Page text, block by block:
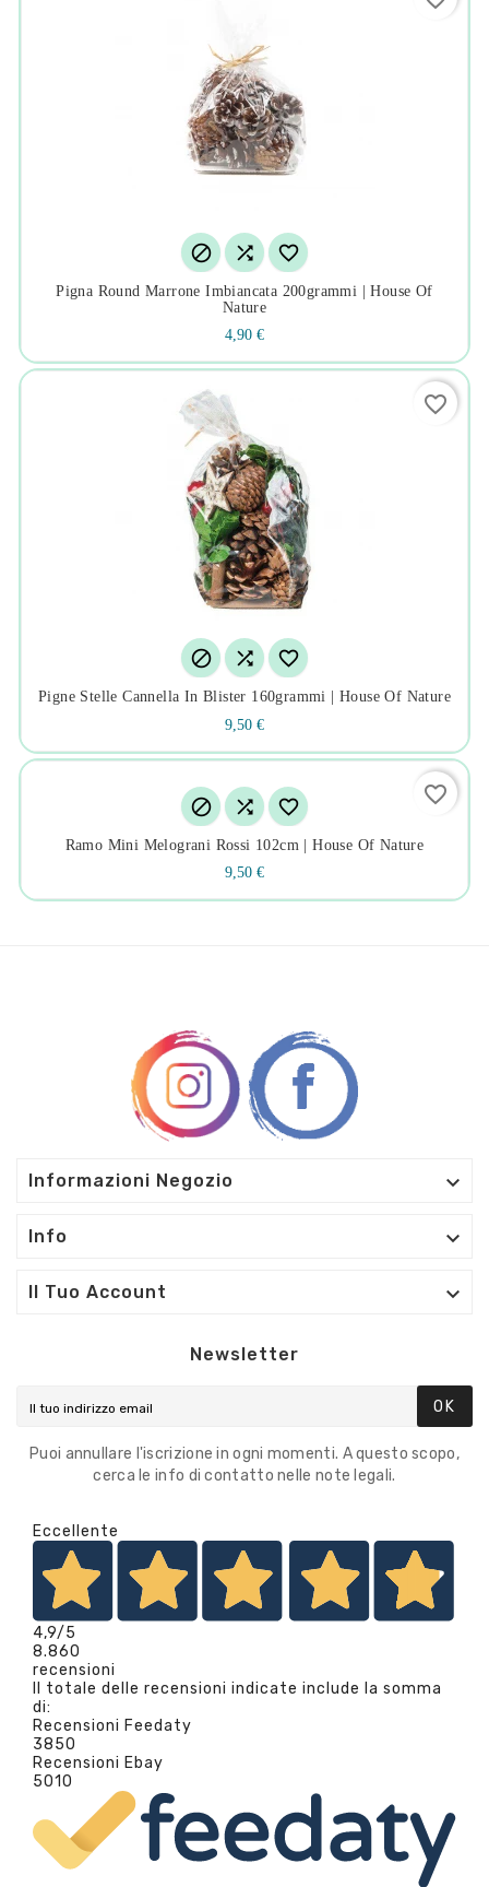
  
Pigna Round Marrone Imbiancata 200grammi | House Of
Nature
4,90 €
  
Pigne Stelle Cannella In Blister 160grammi | House Of Nature
9,50 €
favorite_border
  
Ramo Mini Melograni Rossi 102cm | House Of Nature
9,50 €
favorite_border
Informazioni Negozio 
Info 
Il Tuo Account 
Newsletter
OK
Puoi annullare l'iscrizione in ogni momenti. A questo scopo,
cerca le info di contatto nelle note legali.
Eccellente
4,9/5
8.860
recensioni
Il totale delle recensioni indicate include la somma
di:
Recensioni Feedaty
3850
Recensioni Ebay
5010